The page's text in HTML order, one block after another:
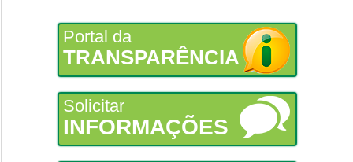
Portal da
TRANSPARÊNCIA
Solicitar
INFORMAÇÕES